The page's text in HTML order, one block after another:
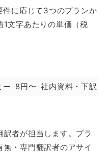
に応じて3つのプランか
1文字あたりの単価（税
ー 8円〜 社内資料・下訳
者が担当します。プラ
・専門翻訳者のアサイ